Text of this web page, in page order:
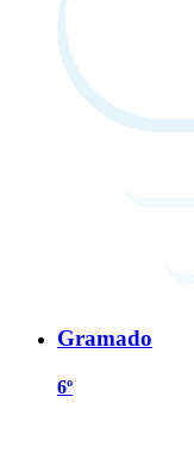
Gramado
6º